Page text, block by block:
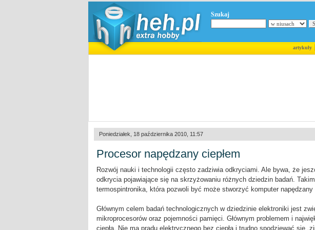
Szukaj
artykuły
Poniedziałek, 18 października 2010, 11:57
Procesor napędzany ciepłem
Rozwój nauki i technologii często zadziwia odkryciami. Ale bywa, że
odkrycia pojawiające się na skrzyżowaniu różnych dziedzin badań.
termospintronika, która pozwoli być może stworzyć komputer napędzany
Głównym celem badań technologicznych w dziedzinie elektroniki jest
mikroprocesorów oraz pojemności pamięci. Głównym problemem i
ciepła. Nie ma prądu elektrycznego bez ciepła i trudno spodziewać się